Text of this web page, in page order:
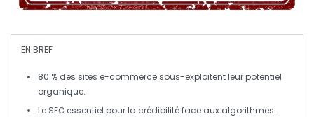
EN BREF
80 % des sites e-commerce sous-exploitent leur potentiel
organique.
Le SEO essentiel pour la crédibilité face aux algorithmes.